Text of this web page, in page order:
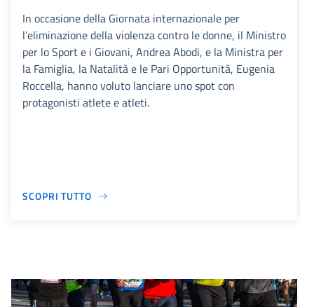
In occasione della Giornata internazionale per
l’eliminazione della violenza contro le donne, il Ministro
per lo Sport e i Giovani, Andrea Abodi, e la Ministra per
la Famiglia, la Natalità e le Pari Opportunità, Eugenia
Roccella, hanno voluto lanciare uno spot con
protagonisti atlete e atleti.
SCOPRI TUTTO